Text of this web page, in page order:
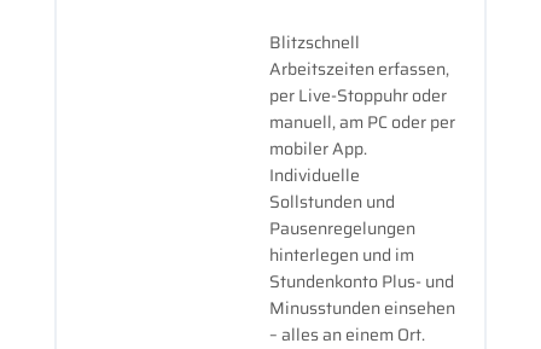
Blitzschnell
Arbeitszeiten erfassen,
per Live-Stoppuhr oder
manuell, am PC oder per
mobiler App.
Individuelle
Sollstunden und
Pausenregelungen
hinterlegen und im
Stundenkonto Plus- und
Minusstunden einsehen
– alles an einem Ort.